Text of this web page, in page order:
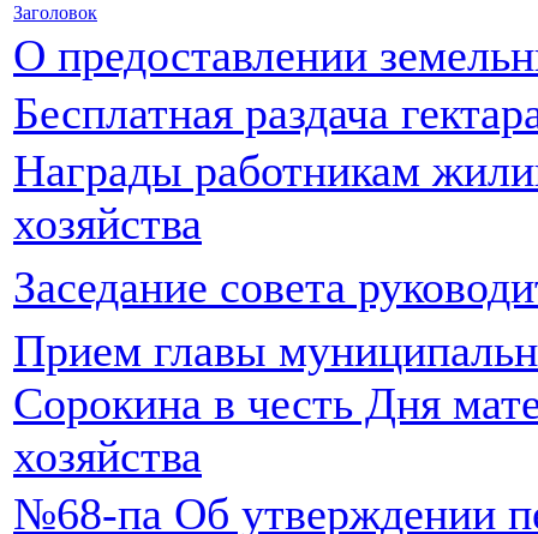
Заголовок
О предоставлении
Бесплатная раздача
Награды работникам
хозяйства
Заседание совета
Прием главы
Сорокина в честь Дня
хозяйства
№68-па Об утверждении